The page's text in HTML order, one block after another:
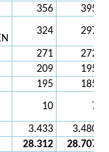
356
395
324 297
271
272
209
195
195
185
10 7
3.433
3.480
28.312 28.707